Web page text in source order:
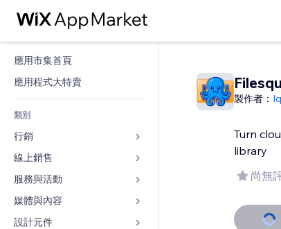
應用市集首頁
應用程式大特賣
類別
行銷
廣告
行動裝置
分析
社交
線上銷售
商店應用程式
出貨與送貨
付款按鈕
服務與活動
旅館
活動
媒體與內容
圖庫
設計元件
製作者：
Turn
library
尚無